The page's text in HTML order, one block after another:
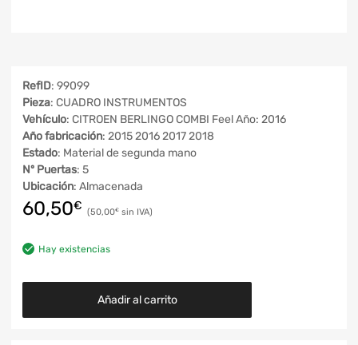
RefID: 99099
Pieza: CUADRO INSTRUMENTOS
Vehículo: CITROEN BERLINGO COMBI Feel Año: 2016
Año fabricación: 2015 2016 2017 2018
Estado: Material de segunda mano
Nº Puertas: 5
Ubicación: Almacenada
60,50€ 50,00€
Hay existencias
Añadir al carrito